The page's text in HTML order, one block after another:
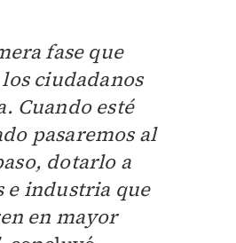
fase que
ciudadanos
Cuando esté
pasaremos al
dotarlo a
e industria que
en mayor